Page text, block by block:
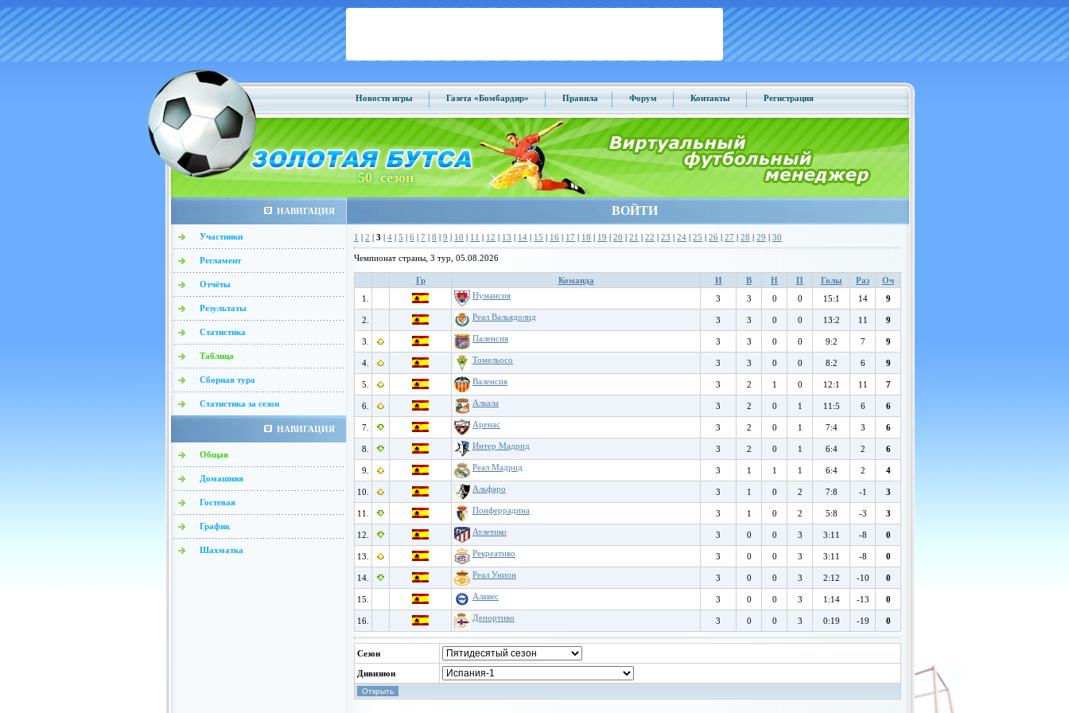
Новости игры Газета «Бомбардир» Правила Форум Контакты Регистрация
50 сезон
НАВИГАЦИЯ
Участники
Регламент
Отчёты
Результаты
Статистика
Таблица
Сборная тура
Статистика за сезон
НАВИГАЦИЯ
Общая
Домашняя
Гостевая
График
Шахматка
ВОЙТИ
1 | 2 | 3 | 4 | 5 | 6 | 7 | 8 | 9 | 10 | 11 | 12 | 13 | 14 | 15 | 16 | 17 | 18 | 19 | 20 | 21 | 22 | 23 | 24 | 25 | 26 | 27 | 28 | 29 | 30
Чемпионат страны, 3 тур, 05.08.2026
Гр Команда И В Н П Голы Раз
Оч
1.
Нумансия 3 3 0 0 15:1 14 9
2. Реал Вальядолид 3 3 0 0 13:2 11 9
3. Паленсия 3 3 0 0 9:2 7 9
4. Томельосо 3 3 0 0 8:2 6 9
5. Валенсия 3 2 1 0 12:1 11 7
6. Алкала 3 2 0 1 11:5 6 6
7. Аренас 3 2 0 1 7:4 3 6
8. Интер Мадрид 3 2 0 1 6:4 2 6
9. Реал Мадрид 3 1 1 1 6:4 2 4
10. Альфаро 3 1 0 2 7:8 -1 3
11. Понферрадина 3 1 0 2 5:8 -3 3
12. Атлетико 3 0 0 3 3:11 -8 0
13. Рекреативо 3 0 0 3 3:11 -8 0
14. Реал Унион 3 0 0 3 2:12 -10 0
15. Алавес 3 0 0 3 1:14 -13 0
16. Депортиво 3 0 0 3 0:19 -19 0
Сезон
Дивизион